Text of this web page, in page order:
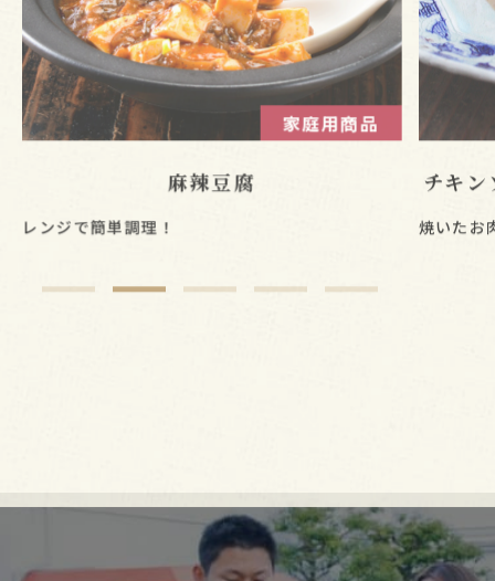
家庭用商品
チキンソテー きのこクリームソース
焼いたお肉にかけるだけ！
きの
カンタン